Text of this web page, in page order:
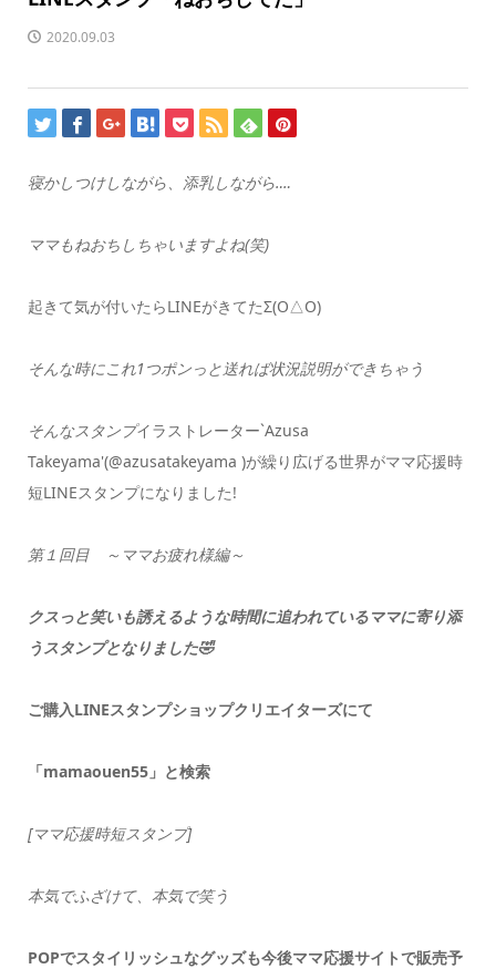
2020.09.03
寝かしつけしながら、添乳しながら‥‥
ママもねおちしちゃいますよね(笑)
起きて気が付いたらLINEがきてたΣ(O△O)
そんな時にこれ1つポンっと送れば状況説明ができちゃう
そんなスタンプイラストレーター`Azusa
Takeyama'(@azusatakeyama )が繰り広げる世界がママ応援時
短LINEスタンプになりました!
第１回目 ～ママお疲れ様編～
クスっと笑いも誘えるような時間に追われているママに寄り添
うスタンプとなりました🤣
ご購入LINEスタンプショップクリエイターズにて
「mamaouen55」と検索
[ママ応援時短スタンプ]
本気でふざけて、本気で笑う
POPでスタイリッシュなグッズも今後ママ応援サイトで販売予